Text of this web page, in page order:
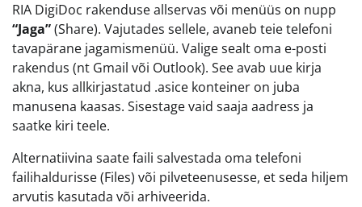
RIA DigiDoc rakenduse allservas või menüüs on nupp
“Jaga”(Share). Vajutades sellele, avaneb teie telefoni
tavapärane jagamismenüü. Valige sealt oma e-posti
rakendus (nt Gmail või Outlook). See avab uue kirja
akna, kus allkirjastatud .asice konteiner on juba
manusena kaasas. Sisestage vaid saaja aadress ja
saatke kiri teele.
Alternatiivina saate faili salvestada oma telefoni
failihaldurisse (Files) või pilveteenusesse, et seda hiljem
arvutis kasutada või arhiveerida.